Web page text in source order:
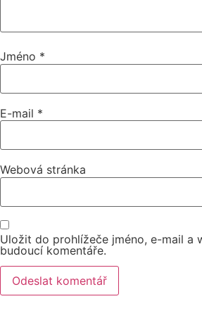
Jméno *
E-mail *
Webová stránka
Uložit do prohlížeče jméno, e-mail a
budoucí komentáře.